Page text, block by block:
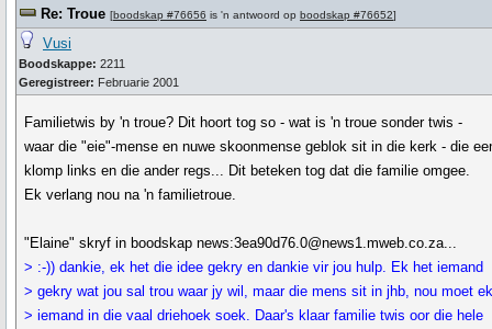
Re: Troue [boodskap #76656 is 'n antwoord op boodskap #76652]
Vusi
Boodskappe: 2211
Geregistreer: Februarie 2001
Familietwis by 'n troue? Dit hoort tog so - wat is 'n troue sonder twis -
waar die "eie"-mense en nuwe skoonmense geblok sit in die kerk - die
klomp links en die ander regs... Dit beteken tog dat die familie omgee.
Ek verlang nou na 'n familietroue.
"Elaine" skryf in boodskap news:3ea90d76.0@news1.mweb.co.za...
> :-)) dankie, ek het die idee gekry en dankie vir jou hulp. Ek het iemand
> gekry wat jou sal trou waar jy wil, maar die mens sit in jhb, nou moet ek
> iemand in die vaal driehoek soek. Daar's klaar familie twis oor die hele